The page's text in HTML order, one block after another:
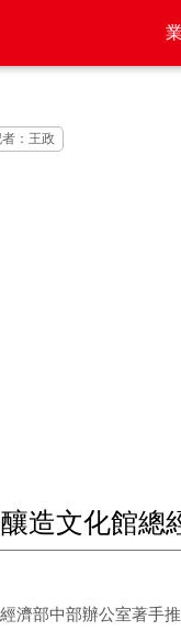
：王政
造文化館總
濟部中部辦公室著手